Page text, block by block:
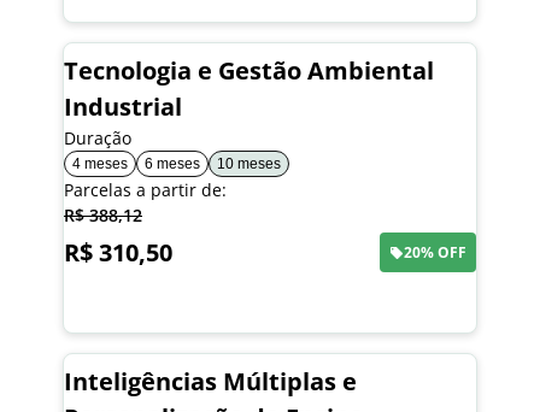
Tecnologia e Gestão Ambiental
Industrial
Duração
4 meses 6 meses 10 meses
Parcelas a partir de:
R$ 388,12
R$ 310,50 20% OFF
Inteligências Múltiplas e